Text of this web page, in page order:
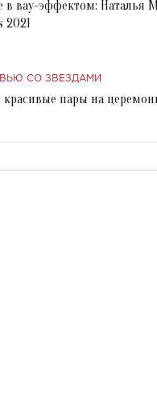
в вау-эффектом: Наталья
2021
СО ЗВЕЗДАМИ
пары на